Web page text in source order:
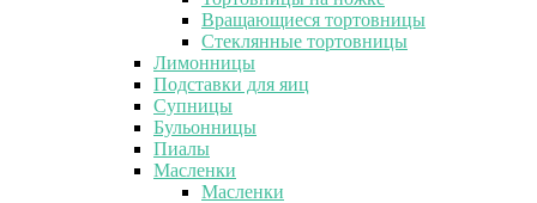
Вращающиеся тортовницы
Стеклянные тортовницы
Лимонницы
Подставки для яиц
Супницы
Бульонницы
Пиалы
Масленки
Масленки